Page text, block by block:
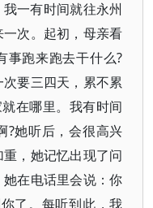
一有时间就往永州
次。起初，母亲看
事跑来跑去干什么?
要三四天，累不累
在哪里。我有时间
?她听后，会很高兴
，她记忆出现了问
在电话里会说：你
了。每听到此，我